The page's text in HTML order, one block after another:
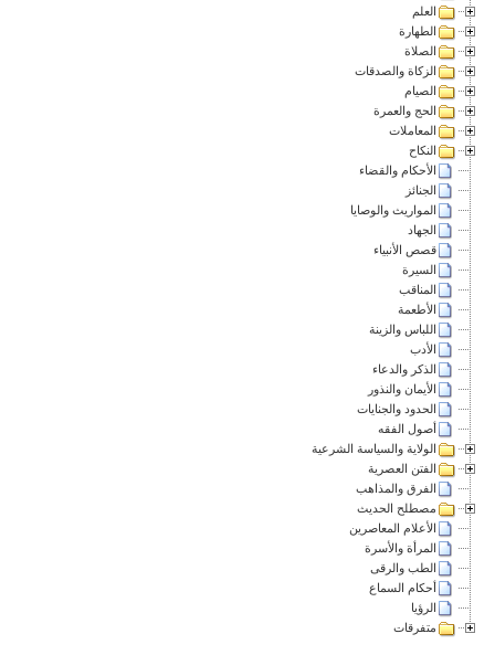
العلم
الطهارة
الصلاة
الزكاة والصدقات
الصيام
الحج والعمرة
المعاملات
النكاح
الأحكام والقضاء
الجنائز
المواريث والوصايا
الجهاد
قصص الأنبياء
السيرة
المناقب
الأطعمة
اللباس والزينة
الأدب
الذكر والدعاء
الأيمان والنذور
الحدود والجنايات
أصول الفقه
الولاية والسياسة الشرعية
الفتن العصرية
الفرق والمذاهب
مصطلح الحديث
الأعلام المعاصرين
المرأة والأسرة
الطب والرقى
أحكام السماع
الرؤيا
متفرقات